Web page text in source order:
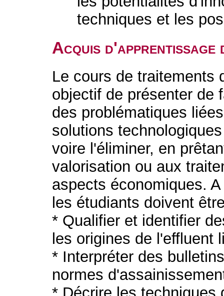
techniques et les
Acquis d'apprentissage
Le cours de traitements
objectif de présenter de
des problématiques
solutions
voire l'éliminer, en
valorisation ou aux
aspects économiques.
les étudiants doivent
* Qualifier et identifier
les origines de l'effluent
* Interpréter des
normes